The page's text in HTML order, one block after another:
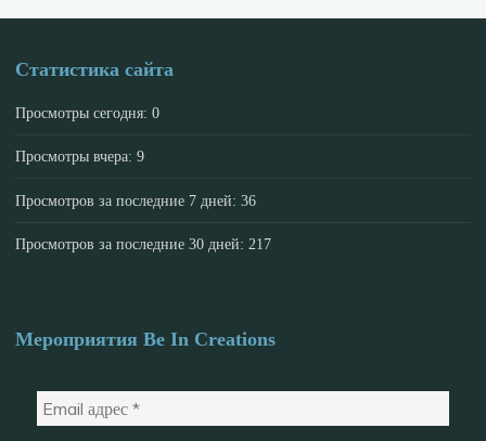
Статистика сайта
Просмотры сегодня:0
Просмотры вчера:9
Просмотров за последние 7 дней:36
Просмотров за последние 30 дней: 217
Мероприятия Be In Creations